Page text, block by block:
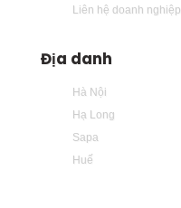
Liên hệ doanh nghiệp
Địa danh
Hà Nội
Hạ Long
Sapa
Huế